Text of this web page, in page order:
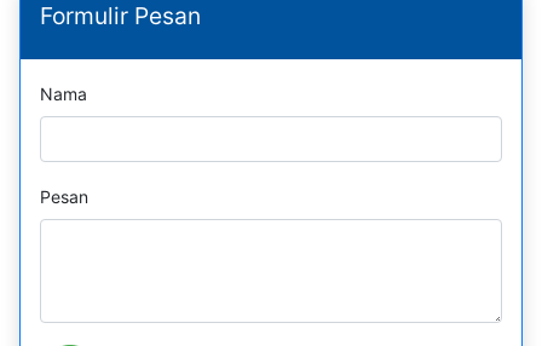
Formulir Pesan
Nama
Pesan